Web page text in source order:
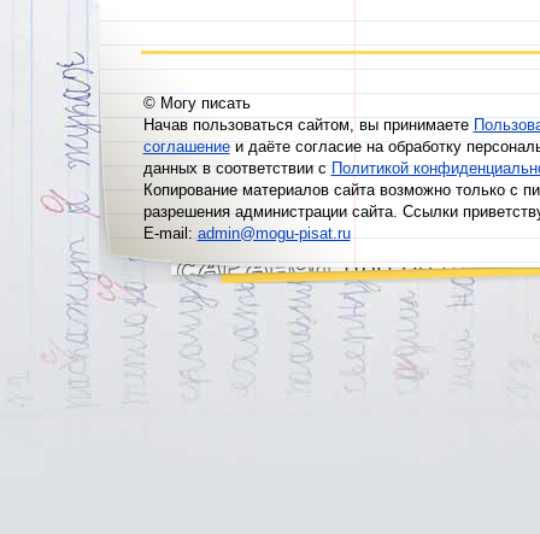
© Могу писать
Начав пользоваться сайтом, вы принимаете
соглашениеи даёте согласие на обработку
данных в соответствии сПолитикой
Копирование материалов сайта возможно только с
разрешения администрации сайта. Ссылки
E-mail:admin@mogu-pisat.ru